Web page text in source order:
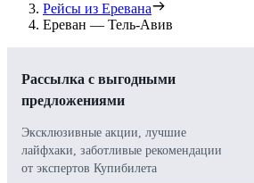
Рейсы из Еревана
Ереван — Тель-Авив
Рассылка с выгодными
предложениями
Эксклюзивные акции, лучшие
лайфхаки, заботливые рекомендации
от экспертов Купибилета